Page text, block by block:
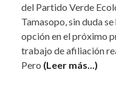
del Partido Verde
Tamasopo, sin duda
opción en el próximo
trabajo de afiliación
Pero (Leer más...)